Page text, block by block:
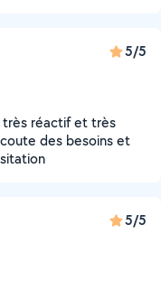
5/5
très réactif et très
des besoins et
5/5